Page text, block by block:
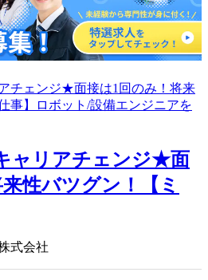
ャリアチェンジ★面
性バツグン！【ミ
式会社